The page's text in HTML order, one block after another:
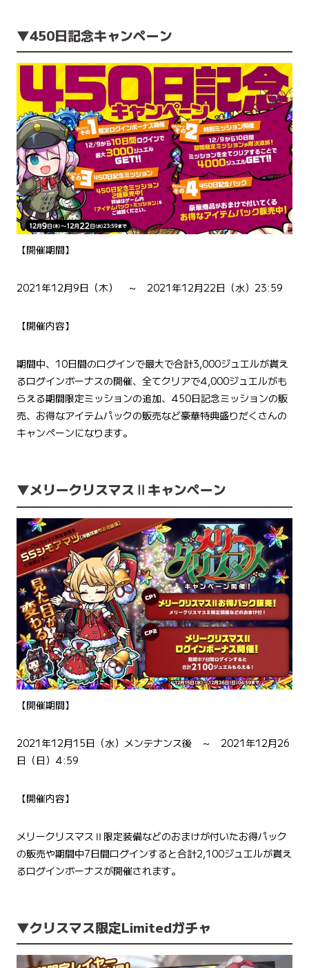
▼450日記念キャンペーン
【開催期間】
2021年12月9日（木） ～ 2021年12月22日（水）23:59
【開催内容】
期間中、10日間のログインで最大で合計3,000ジュエルが貰え
るログインボーナスの開催、全てクリアで4,000ジュエルがも
らえる期間限定ミッションの追加、450日記念ミッションの販
売、お得なアイテムパックの販売など豪華特典盛りだくさんの
キャンペーンになります。
▼メリークリスマスⅡキャンペーン
【開催期間】
2021年12月15日（水）メンテナンス後 ～ 2021年12月26
日（日）4:59
【開催内容】
メリークリスマスⅡ限定装備などのおまけが付いたお得パック
の販売や期間中7日間ログインすると合計2,100ジュエルが貰え
るログインボーナスが開催されます。
▼クリスマス限定Limitedガチャ